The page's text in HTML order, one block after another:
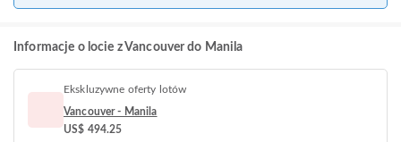
Informacje o locie z Vancouver do Manila
Ekskluzywne oferty lotów
Vancouver - Manila
US$ 494.25